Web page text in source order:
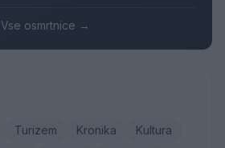
Vse osmrtnice →
Turizem Kronika
Kultura